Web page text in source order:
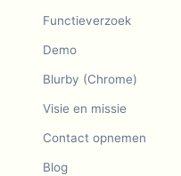
Functieverzoek
Demo
Blurby (Chrome)
Visie en missie
Contact opnemen
Blog